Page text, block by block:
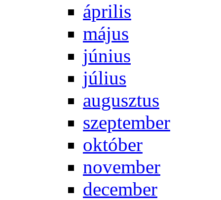
áp­ri­lis
má­jus
jú­ni­us
jú­li­us
au­gusz­tus
szep­tem­ber
ok­tó­ber
no­vem­ber
de­cem­ber